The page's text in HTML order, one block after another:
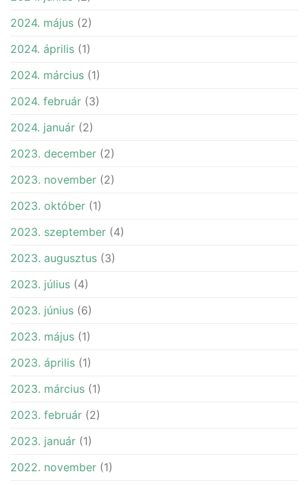
2024. május (2)
2024. április (1)
2024. március (1)
2024. február (3)
2024. január (2)
2023. december (2)
2023. november (2)
2023. október (1)
2023. szeptember (4)
2023. augusztus (3)
2023. július (4)
2023. június (6)
2023. május (1)
2023. április (1)
2023. március (1)
2023. február (2)
2023. január (1)
2022. november (1)